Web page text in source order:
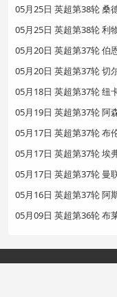
05月25日 英超第38轮 桑
05月25日 英超第38轮 利
05月20日 英超第37轮 伯
05月20日 英超第37轮 切
05月18日 英超第37轮 纽
05月19日 英超第37轮 阿
05月17日 英超第37轮 布
05月17日 英超第37轮 埃
05月17日 英超第37轮 曼
05月16日 英超第37轮 阿
05月09日 英超第36轮 布